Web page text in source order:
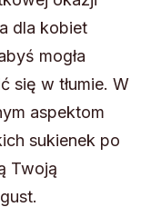
dla kobiet
mogła
się w tłumie. W
aspektom
sukienek po
Twoją